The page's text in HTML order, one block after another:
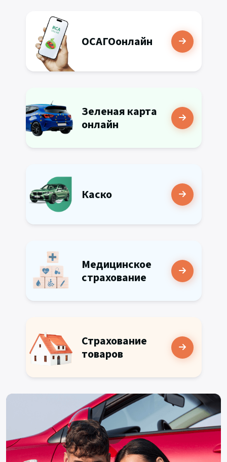
ОСАГОонлайн
Зеленая карта
онлайн
Каско
Медицинское
страхование
Страхование
товаров